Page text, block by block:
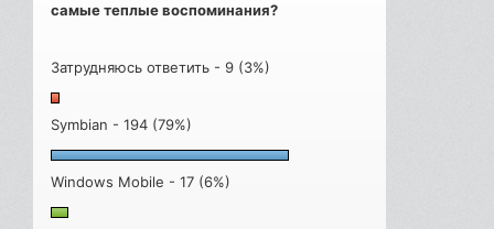
самые теплые воспоминания?
Затрудняюсь ответить - 9 (3%)
Symbian - 194 (79%)
Windows Mobile - 17 (6%)